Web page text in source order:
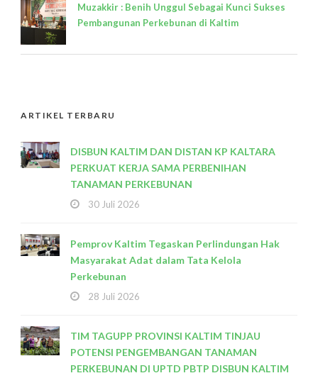
Muzakkir : Benih Unggul Sebagai Kunci Sukses
Pembangunan Perkebunan di Kaltim
ARTIKEL TERBARU
DISBUN KALTIM DAN DISTAN KP KALTARA
PERKUAT KERJA SAMA PERBENIHAN
TANAMAN PERKEBUNAN
30 Juli 2026
Pemprov Kaltim Tegaskan Perlindungan Hak
Masyarakat Adat dalam Tata Kelola
Perkebunan
28 Juli 2026
TIM TAGUPP PROVINSI KALTIM TINJAU
POTENSI PENGEMBANGAN TANAMAN
PERKEBUNAN DI UPTD PBTP DISBUN KALTIM